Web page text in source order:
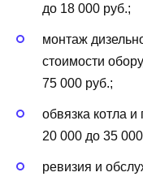
до 18 000 руб.;
монтаж
стоимости
75 000 руб.;
обвязка котла
20 000 до 35
ревизия и